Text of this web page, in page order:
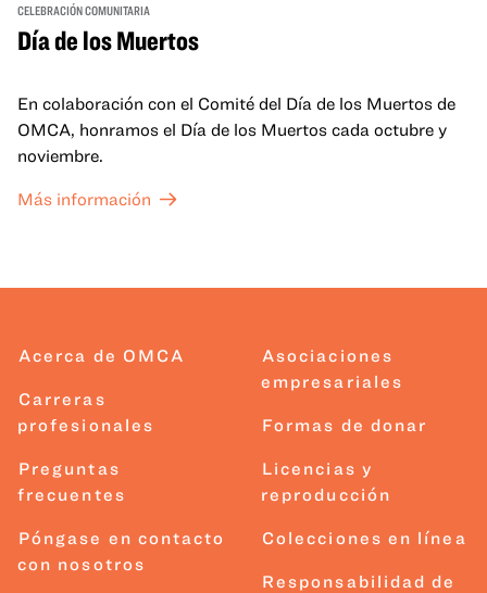
CELEBRACIÓN COMUNITARIA
Día de los Muertos
En colaboración con el Comité del Día de los Muertos de
OMCA, honramos el Día de los Muertos cada octubre y
noviembre.
Más información
Acerca de OMCA
Carreras
profesionales
Preguntas
frecuentes
Póngase en contacto
con nosotros
Asociaciones
empresariales
Formas de donar
Licencias y
reproducción
Colecciones en línea
Responsabilidad de